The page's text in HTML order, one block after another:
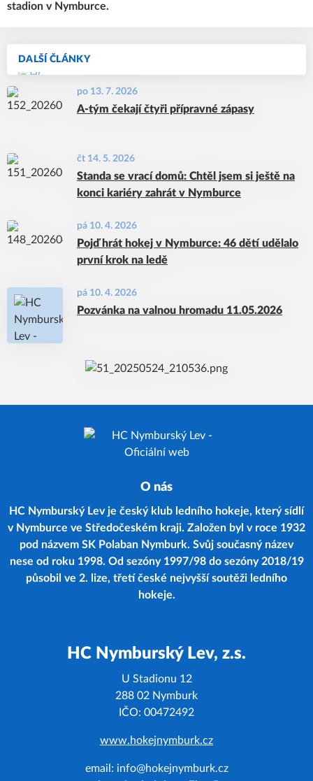
DALŠÍ ČLÁNKY
po 13. 7. 2026
A-tým čekají čtyři přípravné zápasy
čt 14. 5. 2026
Standa se vrací domů: Chtěl jsem si ještě na
konci kariéry zahrát v Nymburce
pá 10. 4. 2026
Pojď hrát hokej v Nymburce: 46 dětí udělalo
první krok na ledě
pá 10. 4. 2026
Pozvánka na valnou hromadu 11.05.2026
stadion v Nymburce.
O nás
HC Nymburský Lev je český klub ledního hokeje, který sídlí
v Nymburce ve Středočeském kraji. Založen byl v roce 1932
pod názvem SK Polaban Nymburk. Svůj současný název
nese od roku 1998. Od sezóny 1997/98 do sezóny 2018/19
působil ve 2. lize, třetí české nejvyšší soutěži ledního
hokeje.
HC Nymburský Lev, z.s.
U Stadionu 12
288 02 Nymburk
IČO: 00472492
www.hokejnymburk.cz
email: info@hokejnymburk.cz